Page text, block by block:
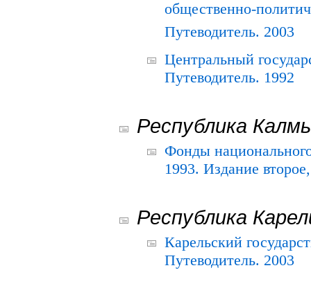
общественно-
Путеводитель. 2003
Центральный
Путеводитель. 1992
Республика
Фонды
1993. Издание
Республика
Карельский
Путеводитель. 2003